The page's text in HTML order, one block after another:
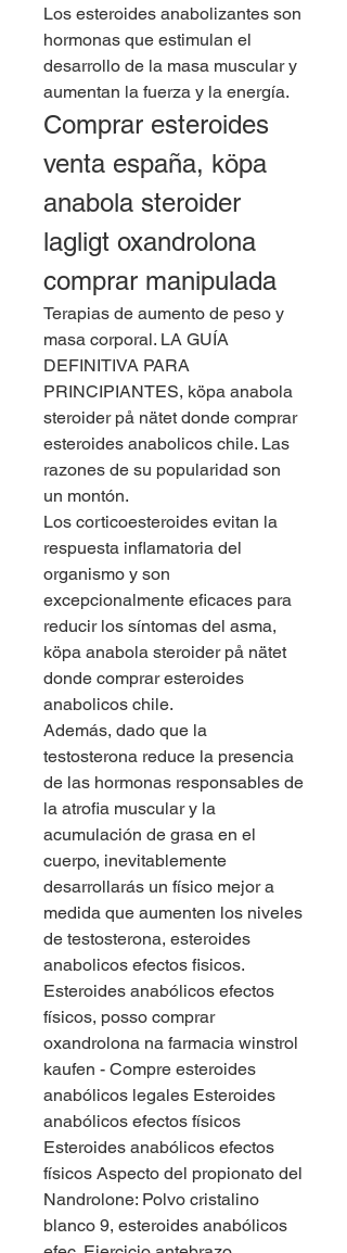
Los esteroides anabolizantes son
hormonas que estimulan el
desarrollo de la masa muscular y
aumentan la fuerza y la energía.
Comprar esteroides
venta españa, köpa
anabola steroider
lagligt oxandrolona
comprar manipulada
Terapias de aumento de peso y
masa corporal. LA GUÍA
DEFINITIVA PARA
PRINCIPIANTES, köpa anabola
steroider på nätet donde comprar
esteroides anabolicos chile. Las
razones de su popularidad son
un montón.
Los corticoesteroides evitan la
respuesta inflamatoria del
organismo y son
excepcionalmente eficaces para
reducir los síntomas del asma,
köpa anabola steroider på nätet
donde comprar esteroides
anabolicos chile.
Además, dado que la
testosterona reduce la presencia
de las hormonas responsables de
la atrofia muscular y la
acumulación de grasa en el
cuerpo, inevitablemente
desarrollarás un físico mejor a
medida que aumenten los niveles
de testosterona, esteroides
anabolicos efectos fisicos.
Esteroides anabólicos efectos
físicos, posso comprar
oxandrolona na farmacia winstrol
kaufen - Compre esteroides
anabólicos legales Esteroides
anabólicos efectos físicos
Esteroides anabólicos efectos
físicos Aspecto del propionato del
Nandrolone: Polvo cristalino
blanco 9, esteroides anabólicos